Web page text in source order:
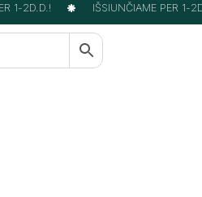
1-2D.D.! IŠSIUNČIAME PER 1-